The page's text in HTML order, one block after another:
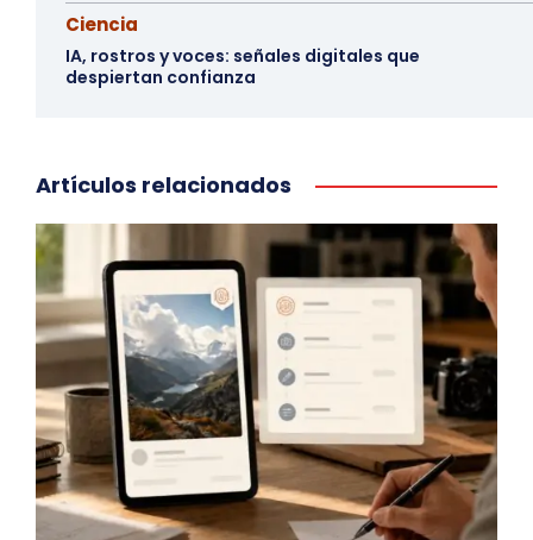
Ciencia
IA, rostros y voces: señales digitales que
despiertan confianza
Artículos relacionados